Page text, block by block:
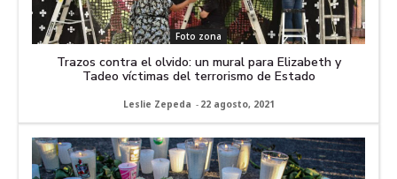
Foto zona
Trazos contra el olvido: un mural para Elizabeth y
Tadeo víctimas del terrorismo de Estado
Leslie Zepeda - 22 agosto, 2021